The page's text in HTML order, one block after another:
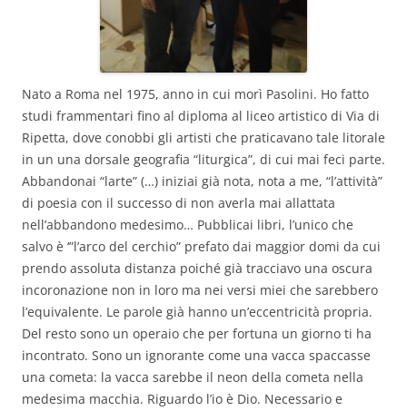
Nato a Roma nel 1975, anno in cui morì Pasolini. Ho fatto
studi frammentari fino al diploma al liceo artistico di Via di
Ripetta, dove conobbi gli artisti che praticavano tale litorale
in un una dorsale geografia “liturgica”, di cui mai feci parte.
Abbandonai “larte” (…) iniziai già nota, nota a me, “l’attività”
di poesia con il successo di non averla mai allattata
nell’abbandono medesimo… Pubblicai libri, l’unico che
salvo è ‘”l’arco del cerchio” prefato dai maggior domi da cui
prendo assoluta distanza poiché già tracciavo una oscura
incoronazione non in loro ma nei versi miei che sarebbero
l’equivalente. Le parole già hanno un’eccentricità propria.
Del resto sono un operaio che per fortuna un giorno ti ha
incontrato. Sono un ignorante come una vacca spaccasse
una cometa: la vacca sarebbe il neon della cometa nella
medesima macchia. Riguardo l’io è Dio. Necessario e